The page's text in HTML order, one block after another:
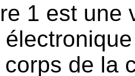
1 est une
de la